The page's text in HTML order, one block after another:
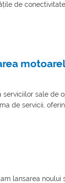
sale
de servicii,
lansarea